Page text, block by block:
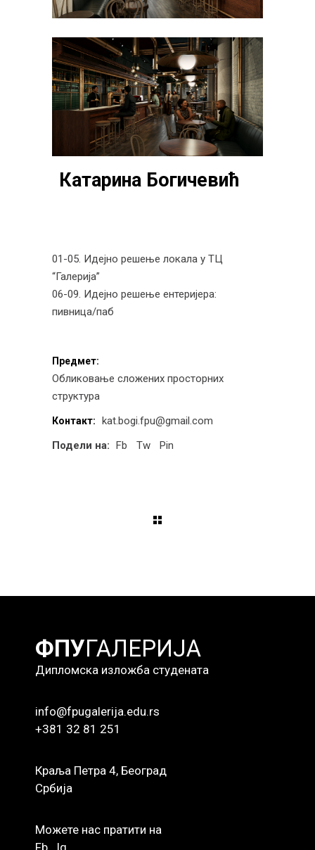
Катарина Богичевић
01-05. Идејно решење локала у ТЦ
“Галерија”
06-09. Идејно решење ентеријера:
пивница/паб
Предмет:
Обликовање сложених просторних
структура
Контакт:
kat.bogi.fpu@gmail.com
Подели на: Fb Tw Pin
ФПУГАЛЕРИЈА
Дипломска изложба студената
info@fpugalerija.edu.rs
+381 32 81 251
Краља Петра 4, Београд
Србија
Можете нас пратити на
Fb
Ig